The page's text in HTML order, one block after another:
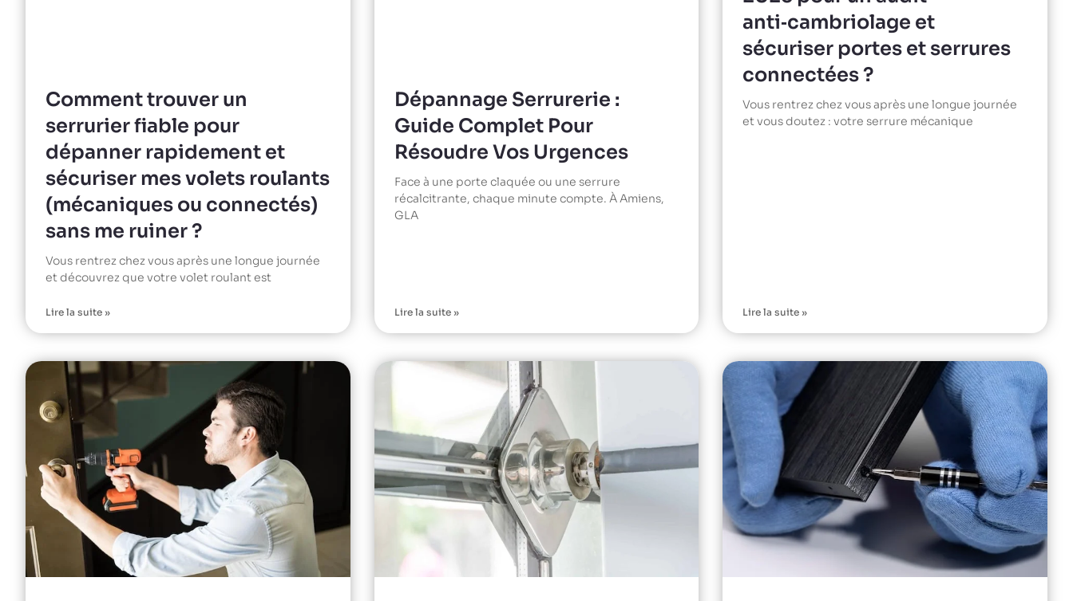
Comment trouver un
serrurier fiable pour
dépanner rapidement et
sécuriser mes volets roulants
(mécaniques ou connectés)
sans me ruiner ?
Vous rentrez chez vous après une longue journée
et découvrez que votre volet roulant est
Lire la suite »
Dépannage Serrurerie :
Guide Complet Pour
Résoudre Vos Urgences
Face à une porte claquée ou une serrure
récalcitrante, chaque minute compte. À Amiens,
GLA
Lire la suite »
anti‑cambriolage et
sécuriser portes et serrures
connectées ?
Vous rentrez chez vous après une longue journée
et vous doutez : votre serrure mécanique
Lire la suite »